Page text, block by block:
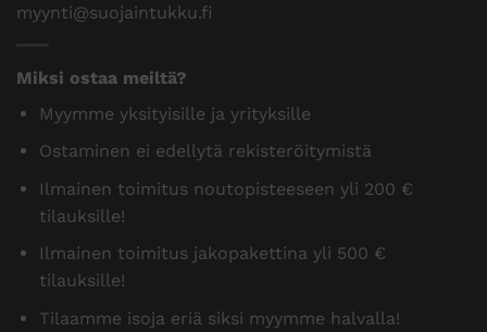
myynti@suojaintukku.fi
Miksi ostaa meiltä?
Myymme yksityisille ja yrityksille
Ostaminen ei edellytä rekisteröitymistä
Ilmainen toimitus noutopisteeseen yli 200 €
tilauksille!
Ilmainen toimitus jakopakettina yli 500 €
tilauksille!
Tilaamme isoja eriä siksi myymme halvalla!